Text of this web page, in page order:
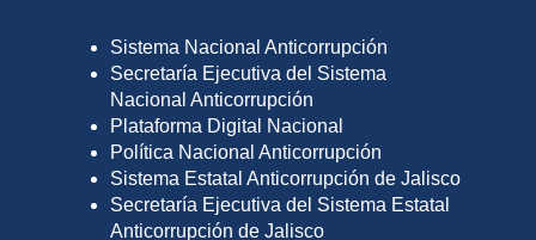
Sistema Nacional Anticorrupción
Secretaría Ejecutiva del Sistema
Nacional Anticorrupción
Plataforma Digital Nacional
Política Nacional Anticorrupción
Sistema Estatal Anticorrupción de Jalisco
Secretaría Ejecutiva del Sistema Estatal
Anticorrupción de Jalisco